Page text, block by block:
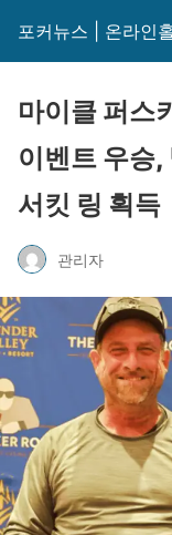
포커뉴스 | 온라인
마이클 퍼스
이벤트 우승,
서킷 링 획득
관리자